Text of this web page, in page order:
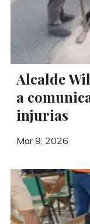
Alcalde
a
injurias
Mar 9, 2026